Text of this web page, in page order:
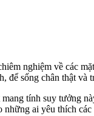
nghiệm về các
để sống chân thật và
tính suy tưởng
ai yêu thích